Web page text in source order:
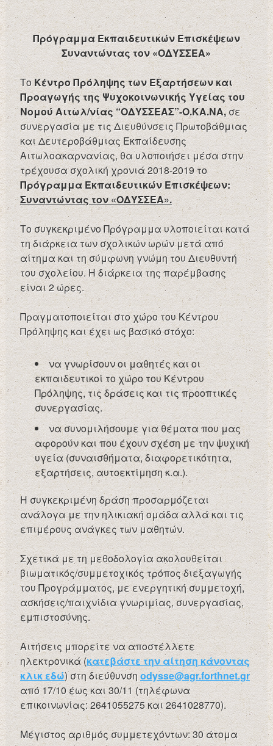
Πρόγραμμα Εκπαιδευτικών Επισκέψεων
Συναντώντας τον «ΟΔΥΣΣΕΑ»
ΤοΚέντρο Πρόληψης των Εξαρτήσεων και
Προαγωγής της Ψυχοκοινωνικής Υγείας του
Νομού Αιτωλ/νίας “ΟΔΥΣΣΕΑΣ”-Ο.ΚΑ.ΝΑ,σε
συνεργασία με τις Διευθύνσεις Πρωτοβάθμιας
και Δευτεροβάθμιας Εκπαίδευσης
Αιτωλοακαρνανίας, θα υλοποιήσει μέσα στην
τρέχουσα σχολική χρονιά 2018-2019 το
Πρόγραμμα Εκπαιδευτικών Επισκέψεων:
Συναντώντας τον «ΟΔΥΣΣΕΑ».
Το συγκεκριμένο Πρόγραμμα υλοποιείται κατά
τη διάρκεια των σχολικών ωρών μετά από
αίτημα και τη σύμφωνη γνώμη του Διευθυντή
του σχολείου. Η διάρκεια της παρέμβασης
είναι 2 ώρες.
Πραγματοποιείται στο χώρο του Κέντρου
Πρόληψης και έχει ως βασικό στόχο:
να γνωρίσουν οι μαθητές και οι
εκπαιδευτικοί το χώρο του Κέντρου
Πρόληψης, τις δράσεις και τις προοπτικές
συνεργασίας.
να συνομιλήσουμε για θέματα που μας
αφορούν και που έχουν σχέση με την ψυχική
υγεία (συναισθήματα, διαφορετικότητα,
εξαρτήσεις, αυτοεκτίμηση κ.α.).
Η συγκεκριμένη δράση προσαρμόζεται
ανάλογα με την ηλικιακή ομάδα αλλά και τις
επιμέρους ανάγκες των μαθητών.
Σχετικά με τη μεθοδολογία ακολουθείται
βιωματικός/συμμετοχικός τρόπος διεξαγωγής
του Προγράμματος, με ενεργητική συμμετοχή,
ασκήσεις/παιχνίδια γνωριμίας, συνεργασίας,
εμπιστοσύνης.
Αιτήσεις μπορείτε να αποστέλλετε
ηλεκτρονικά (κατεβάστε την αίτηση κάνοντας
κλικ εδώ) στη διεύθυνσηodysse@agr.forthnet.gr
από 17/10 έως και 30/11 (τηλέφωνα
επικοινωνίας: 2641055275 και 2641028770).
Μέγιστος αριθμός συμμετεχόντων: 30 άτομα